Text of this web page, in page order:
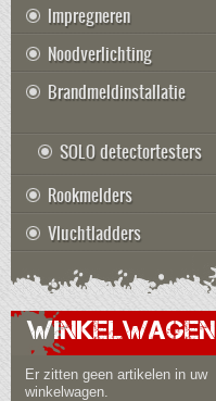
Impregneren
Noodverlichting
Brandmeldinstallatie
SOLO detectortesters
Rookmelders
Vluchtladders
WINKELWAGEN
Er zitten geen artikelen in uw
winkelwagen.